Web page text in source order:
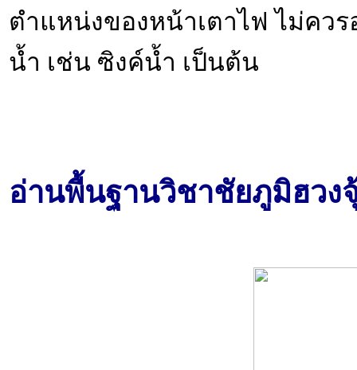
ตำแหน่งของหน้าเตาไฟ ไม่คว
น้ำ เช่น ซิงค์น้ำ เป็นต้น
อ่านพื้นฐานวิชาชัยภูมิฮวง